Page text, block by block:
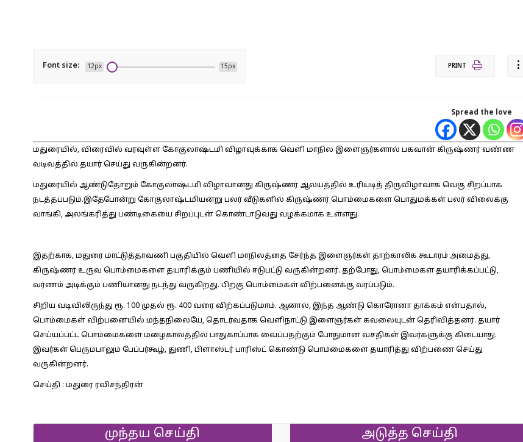
Font size: 12px 15px PRINT
Spread the love
மதுரையில், விரைவில் வரவுள்ள கோகுலாஷ்டமி விழாவுக்காக வெளி மாநில இளைஞர்களால் பகவான் கிருஷ்ணர் வண்ண
வடிவத்தில் தயார் செய்து வருகின்றனர்.
மதுரையில் ஆண்டுதோறும் கோகுலாஷ்டமி விழாவானது கிருஷ்ணர் ஆலயத்தில் உரியடித் திருவிழாவாக வெகு சிறப்பாக
நடத்தப்படும்.இதேபோன்று கோகுலாஷ்டமியன்று பலர் வீடுகளில் கிருஷ்ணர் பொம்மைகளை பொதுமக்கள் பலர் விலைக்கு
வாங்கி, அலங்கரித்து பண்டிகையை சிறப்புடன் கொண்டாடுவது வழக்கமாக உள்ளது.
இதற்காக, மதுரை மாட்டுத்தாவணி பகுதியில் வெளி மாநிலத்தை சேர்ந்த இளைஞர்கள் தாற்காலிக கூடாரம் அமைத்து,
கிருஷ்ணர் உருவ பொம்மைகளை தயாரிக்கும் பணியில் ஈடுபட்டு வருகின்றனர். தற்போது, பொம்மைகள் தயாரிக்கப்பட்டு,
வர்ணம் அடிக்கும் பணியானது நடந்து வருகிறது. பிறகு பொம்மைகள் விற்பனைக்கு வரப்படும்.
சிறிய வடிவிலிருந்து ரூ. 100 முதல் ரூ. 400 வரை விற்கப்படுமாம். ஆனால், இந்த ஆண்டு கொரோனா தாக்கம் என்பதால்,
பொம்மைகள் விற்பனையில் மந்தநிலையே, தொடர்வதாக வெளிநாட்டு இளைஞர்கள் கவலையுடன் தெரிவித்தனர். தயார்
செய்யப்பட்ட பொம்மைகளை மழைகாலத்தில் பாதுகாப்பாக வைப்பதற்கும் போதுமான வசதிகள் இவர்களுக்கு கிடையாது.
இவர்கள் பெரும்பாலும் பேப்பர்கூழ், துணி, பிளாஸ்டர் பாரிஸ்ட் கொண்டு பொம்மைகளை தயாரித்து விற்பணை செய்து
வருகின்றனர்.
செய்தி : மதுரை ரவிசந்திரன்
முந்தய செய்தி அடுத்த செய்தி